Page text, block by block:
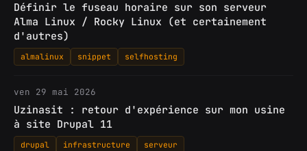
Définir le fuseau horaire sur son serveur
Alma Linux / Rocky Linux (et certainement
d'autres)
almalinux snippet selfhosting
ven 29 mai 2026
Uzinasit : retour d'expérience sur mon usine
à site Drupal 11
drupal infrastructure serveur